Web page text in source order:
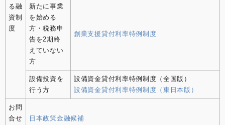
る融
資制
度
新たに事業
を始める
方・税務申
告を2期終
えていない
方
創業支援貸付利率特例制度
設備投資を
行う方
設備資金貸付利率特例制度（全国版）
設備資金貸付利率特例制度（東日本版）
お問
合せ
日本政策金融候補